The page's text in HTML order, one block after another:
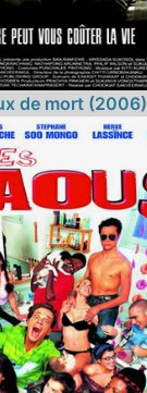
de mort (2006)